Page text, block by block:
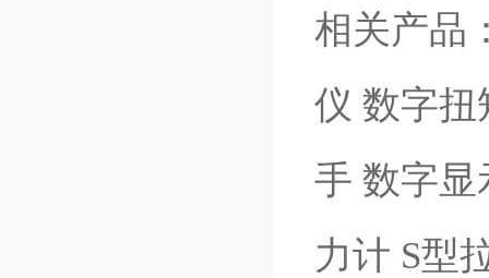
相关产品
仪 数字扭
手 数字显
力计 S型